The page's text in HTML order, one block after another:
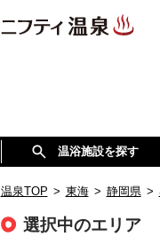
温浴施設を探す
温泉TOP > 東海 > 静岡県 >
選択中のエリア